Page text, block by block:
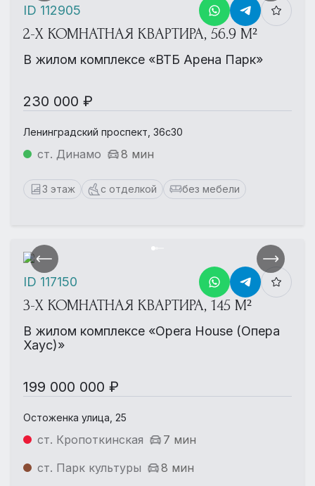
2-Х КОМНАТНАЯ КВАРТИРА, 56.9 М²
В жилом комплексе «ВТБ Арена Парк»
230 000 ₽
Ленинградский проспект, 36с30
ст. Динамо 8 мин
3 этаж с отделкой без мебели
ID 112905
3-Х КОМНАТНАЯ КВАРТИРА, 145 М²
В жилом комплексе «Opera House (Опера
Хаус)»
199 000 000 ₽
Остоженка улица, 25
ст. Кропоткинская
7 мин
ст. Парк культуры
8 мин
ID 117150